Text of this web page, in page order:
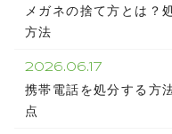
メガネの捨て方とは？
方法
2026.06.17
携帯電話を処分する方
点